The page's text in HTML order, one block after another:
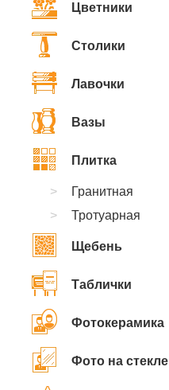
Цветники
Столики
Лавочки
Вазы
Плитка
Гранитная
Тротуарная
Щебень
Таблички
Фотокерамика
Фото на стекле